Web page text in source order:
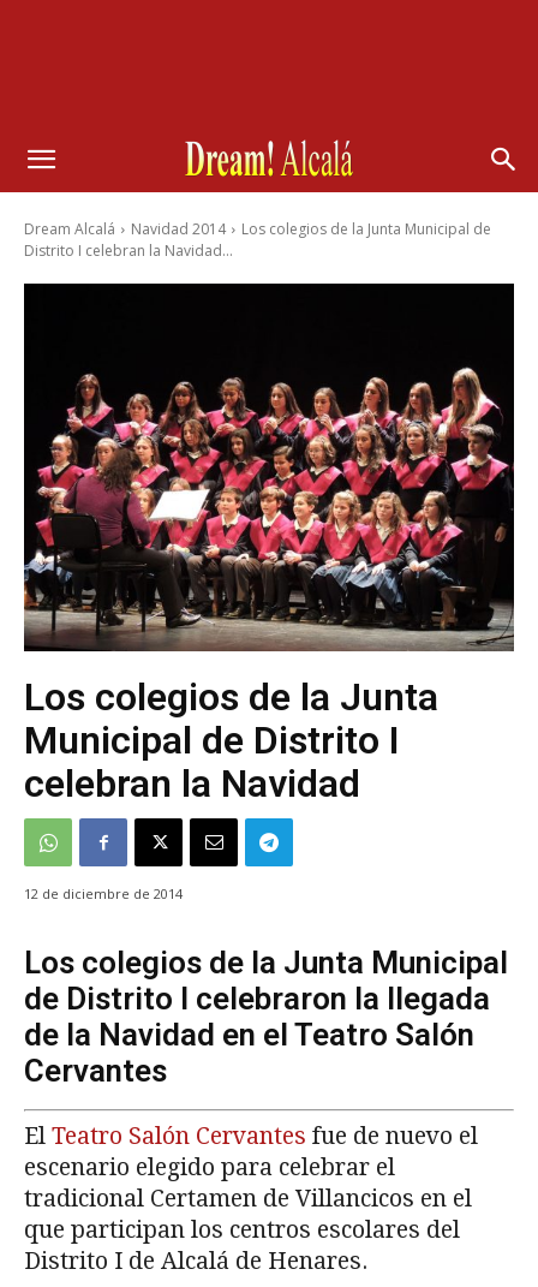
Dream Alcalá Navidad 2014
Los colegios de la Junta Municipal de
Distrito I celebran la Navidad...
Los colegios de la Junta
Municipal de Distrito I
celebran la Navidad
12 de diciembre de 2014
Los colegios de la Junta Municipal
de Distrito I celebraron la llegada
de la Navidad en el Teatro Salón
Cervantes
El Teatro Salón Cervantes fue de nuevo el
escenario elegido para celebrar el
tradicional Certamen de Villancicos en el
que participan los centros escolares del
Distrito I de Alcalá de Henares.